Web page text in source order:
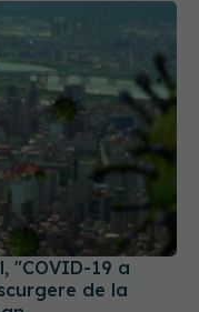
"COVID-19 a
de la